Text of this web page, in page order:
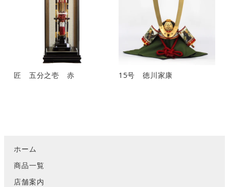
匠 五分之壱 赤 15号 徳川家康
ホーム
商品一覧
店舗案内